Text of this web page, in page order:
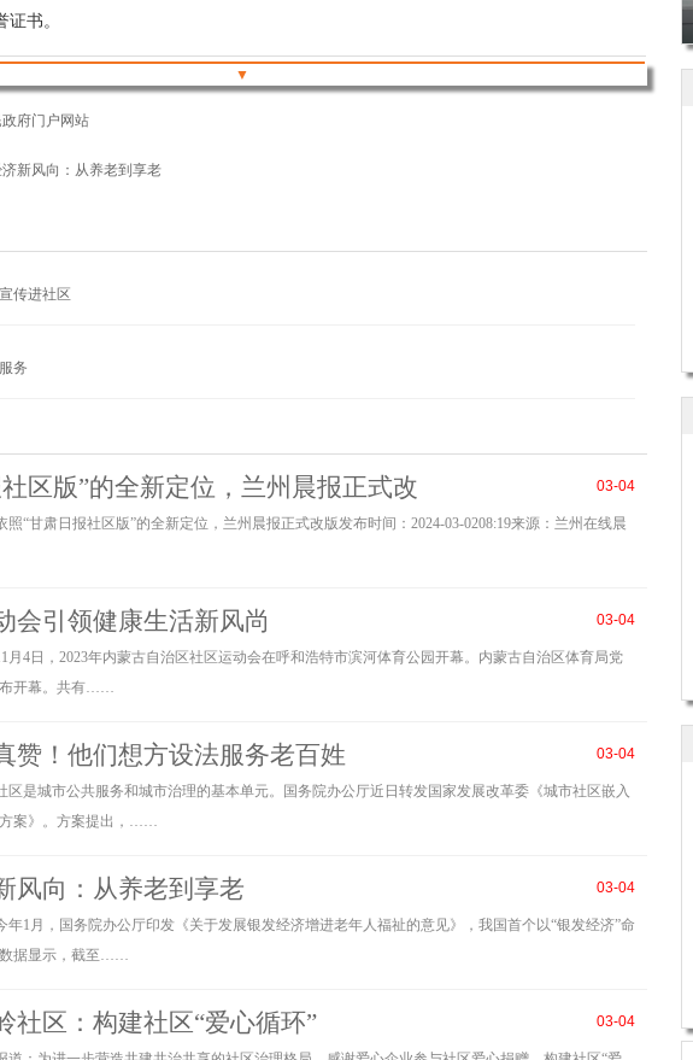
书。
的善举表达感激之情，昌江区西郊街道淘金岭社区党支部书记章忠锋通过上门拜访等
到14位成员手中，感谢他们帮助社区困难群体，慷慨捐赠。
www.bprg.cn 社区网
络，其真实性与本站无关，请网友慎重判断
▼
府门户网站
新风向：从养老到享老
传进社区
务
区版”的全新定位，兰州晨报正式改 03-04
照“甘肃日报社区版”的全新定位，兰州晨报正式改版发布时间：2024-03-0208:19来源：兰州在线晨
会引领健康生活新风尚 03-04
月4日，2023年内蒙古自治区社区运动会在呼和浩特市滨河体育公园开幕。内蒙古自治区体育局党
布开幕。共有……
赞！他们想方设法服务老百姓 03-04
区是城市公共服务和城市治理的基本单元。国务院办公厅近日转发国家发展改革委《城市社区嵌入
案》。方案提出，……
风向：从养老到享老 03-04
年1月，国务院办公厅印发《关于发展银发经济增进老年人福祉的意见》，我国首个以“银发经济”命
数据显示，截至……
社区：构建社区“爱心循环” 03-04